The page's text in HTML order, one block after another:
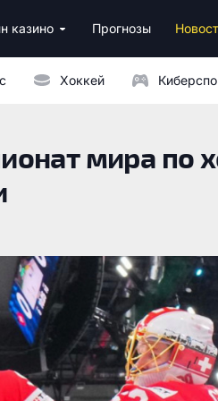
казино Прогнозы
Хоккей
мира по